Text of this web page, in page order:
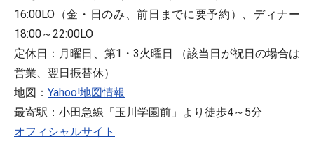
16:00LO（金・日のみ、前日までに要予約）、ディナー
18:00～22:00LO
定休日：月曜日、第1・3火曜日 （該当日が祝日の場合は
営業、翌日振替休）
地図： Yahoo!地図情報
最寄駅：小田急線「玉川学園前」より徒歩4～5分
オフィシャルサイト